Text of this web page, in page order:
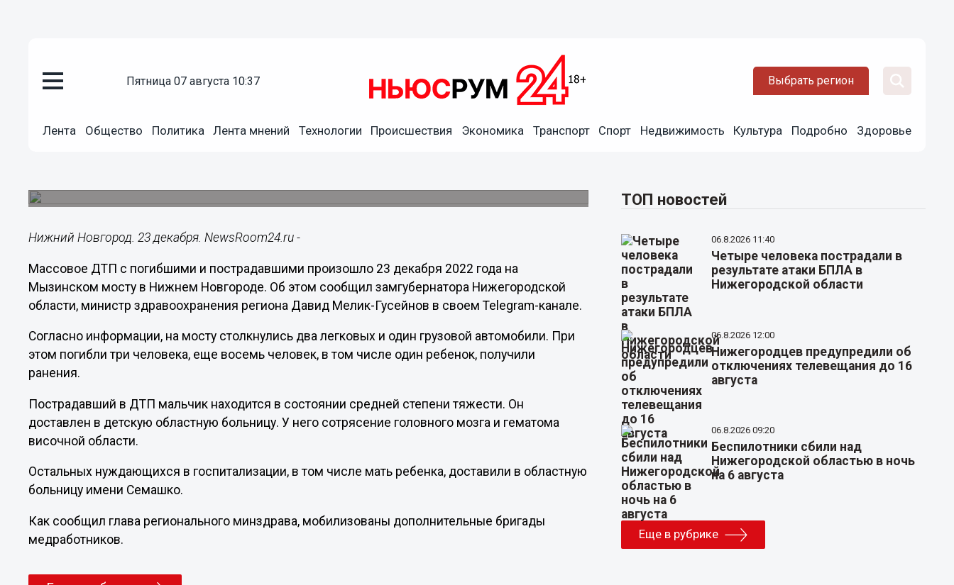
пятница 07 августа 10:37 Выбрать регион
Лента Общество Политика Лента мнений Технологии Происшествия Экономика Транспорт Спорт Недвижимость Культура Подробно Здоровье
Трое погибли в массовом ДТП на Мызинском мосту 23
Нижний Новгород. 23 декабря. NewsRoom24.ru -
Массовое ДТП с погибшими и пострадавшими произошло 23 декабря 2022 года на
Мызинском мосту в Нижнем Новгороде. Об этом сообщил замгубернатора Нижегородской
области, министр здравоохранения региона Давид Мелик-Гусейнов в своем Telegram-канале.
Согласно информации, на мосту столкнулись два легковых и один грузовой автомобили. При
этом погибли три человека, еще восемь человек, в том числе один ребенок, получили
ранения.
Пострадавший в ДТП мальчик находится в состоянии средней степени тяжести. Он
доставлен в детскую областную больницу. У него сотрясение головного мозга и гематома
височной области.
Остальных нуждающихся в госпитализации, в том числе мать ребенка, доставили в областную
больницу имени Семашко.
Как сообщил глава регионального минздрава, мобилизованы дополнительные бригады
медработников.
ТОП новостей
06.8.2026 11:40
Четыре человека пострадали в
результате атаки БПЛА в
Нижегородской области
06.8.2026 12:00
Нижегородцев предупредили об
отключениях телевещания до 16
августа
06.8.2026 09:20
Беспилотники сбили над
Нижегородской областью в ночь
на 6 августа
Еще в рубрике